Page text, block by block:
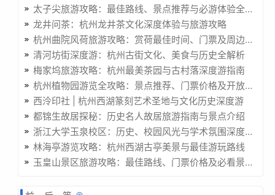
太子尖旅游攻略：最佳路线、景点推荐与必游体验全解析
龙井问茶：杭州龙井茶文化深度体验与旅游攻略
杭州曲院风荷旅游攻略：赏荷最佳时间、门票及周边景点推荐
清河坊街深度游：杭州古街文化、美食与历史全解析
梅家坞旅游攻略：杭州最美茶园与古村落深度游指南
杭州植物园游览全攻略：景点推荐、门票价格及开放时间
西泠印社 | 杭州西湖篆刻艺术圣地与文化历史深度游
都锦生故居探秘：历史名人故居旅游指南与景点介绍
浙江大学玉泉校区：历史、校园风光与学术氛围深度解析
林海亭游览攻略：杭州西湖古亭美景与最佳游玩路线
玉皇山景区旅游攻略：最佳路线、门票价格及必看景点推荐